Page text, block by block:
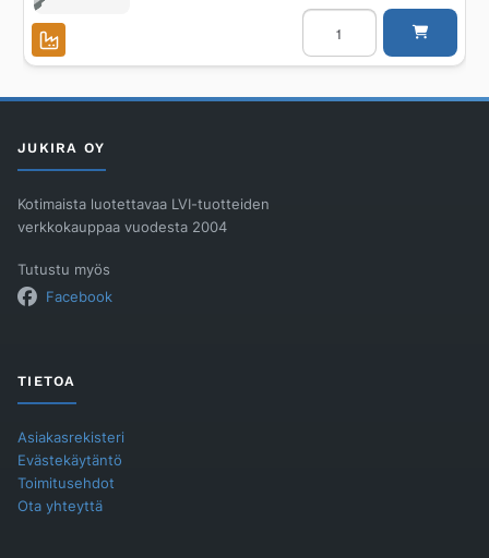
Kansiritilä
BLÜCHER
WATERLINE
50x932/AISI304/
JUKIRA OY
Kotimaista luotettavaa LVI-tuotteiden
verkkokauppaa vuodesta 2004
Tutustu myös
Facebook
TIETOA
Asiakasrekisteri
Evästekäytäntö
Toimitusehdot
Ota yhteyttä